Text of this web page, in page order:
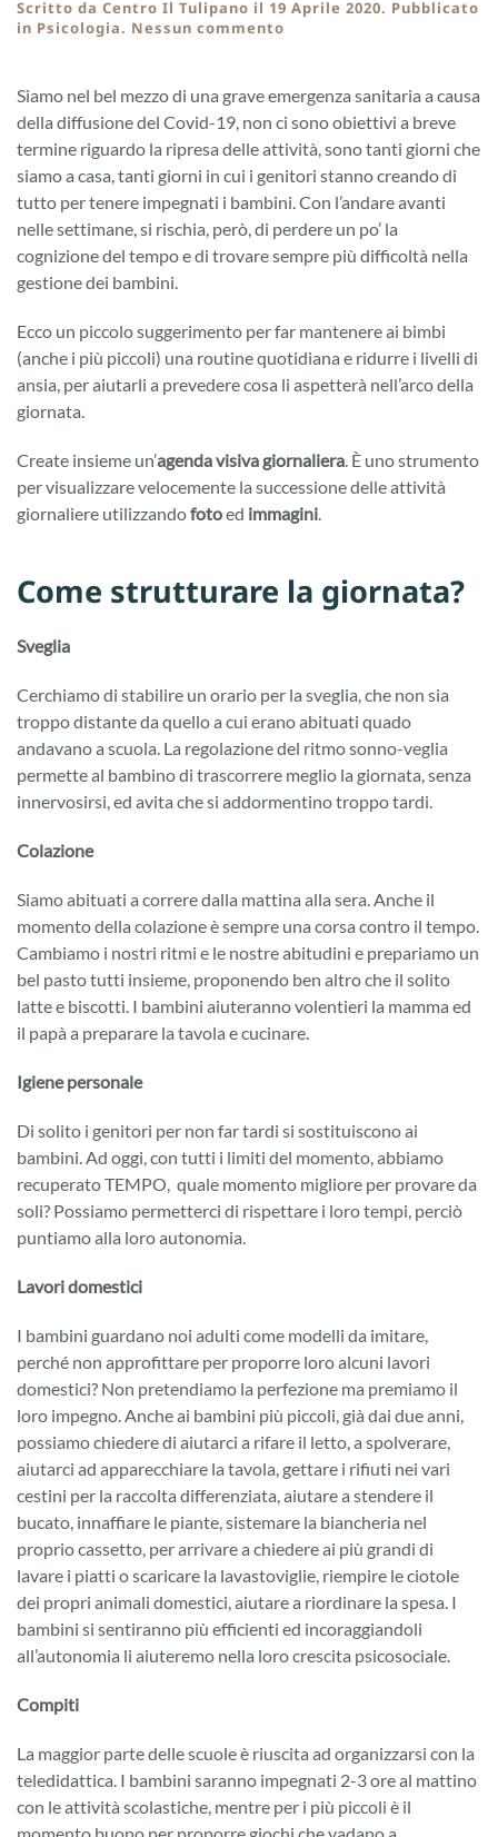
Scritto da Centro Il Tulipano il 19 Aprile 2020. Pubblicato
in Psicologia. Nessun commento
i
genitori
Siamo nel bel mezzo di una grave emergenza sanitaria a causa
della diffusione del Covid-19, non ci sono obiettivi a breve
termine riguardo la ripresa delle attività, sono tanti giorni che
siamo a casa, tanti giorni in cui i genitori stanno creando di
tutto per tenere impegnati i bambini. Con l’andare avanti
nelle settimane, si rischia, però, di perdere un po’ la
cognizione del tempo e di trovare sempre più difficoltà nella
gestione dei bambini.
Ecco un piccolo suggerimento per far mantenere ai bimbi
(anche i più piccoli) una routine quotidiana e ridurre i livelli di
ansia, per aiutarli a prevedere cosa li aspetterà nell’arco della
giornata.
Create insieme un’agenda visiva giornaliera . È uno strumento
per visualizzare velocemente la successione delle attività
giornaliere utilizzandofotoed immagini
Come strutturare la giornata?
Sveglia
Cerchiamo di stabilire un orario per la sveglia, che non sia
troppo distante da quello a cui erano abituati quado
andavano a scuola. La regolazione del ritmo sonno-veglia
permette al bambino di trascorrere meglio la giornata, senza
innervosirsi, ed avita che si addormentino troppo tardi.
Colazione
Siamo abituati a correre dalla mattina alla sera. Anche il
momento della colazione è sempre una corsa contro il tempo.
Cambiamo i nostri ritmi e le nostre abitudini e prepariamo un
bel pasto tutti insieme, proponendo ben altro che il solito
latte e biscotti. I bambini aiuteranno volentieri la mamma ed
il papà a preparare la tavola e cucinare.
Igiene personale
Di solito i genitori per non far tardi si sostituiscono ai
bambini. Ad oggi, con tutti i limiti del momento, abbiamo
recuperato TEMPO, quale momento migliore per provare da
soli? Possiamo permetterci di rispettare i loro tempi, perciò
puntiamo alla loro autonomia.
Lavori domestici
I bambini guardano noi adulti come modelli da imitare,
perché non approfittare per proporre loro alcuni lavori
domestici? Non pretendiamo la perfezione ma premiamo il
loro impegno. Anche ai bambini più piccoli, già dai due anni,
possiamo chiedere di aiutarci a rifare il letto, a spolverare,
aiutarci ad apparecchiare la tavola, gettare i rifiuti nei vari
cestini per la raccolta differenziata, aiutare a stendere il
bucato, innaffiare le piante, sistemare la biancheria nel
proprio cassetto, per arrivare a chiedere ai più grandi di
lavare i piatti o scaricare la lavastoviglie, riempire le ciotole
dei propri animali domestici, aiutare a riordinare la spesa. I
bambini si sentiranno più efficienti ed incoraggiandoli
all’autonomia li aiuteremo nella loro crescita psicosociale.
Compiti
La maggior parte delle scuole è riuscita ad organizzarsi con la
teledidattica. I bambini saranno impegnati 2-3 ore al mattino
con le attività scolastiche, mentre per i più piccoli è il
momento buono per proporre giochi che vadano a